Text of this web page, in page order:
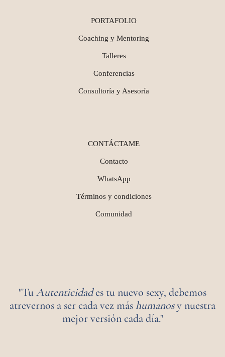
PORTAFOLIO
Coaching y Mentoring
Talleres
Conferencias
Consultoría y Asesoría
CONTÁCTAME
Contacto
WhatsApp
Términos y condiciones
Comunidad
"TuAutenticidades tu nuevo sexy, debemos
atrevernos a ser cada vez máshumanosy nuestra
mejor versión cada día."